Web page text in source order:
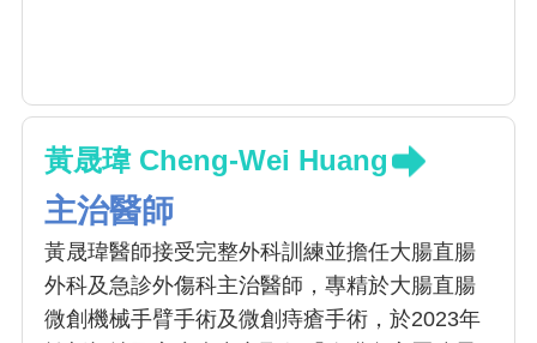
黃晟瑋 Cheng-Wei Huang
主治醫師
黃晟瑋醫師接受完整外科訓練並擔任大腸直腸
外科及急診外傷科主治醫師，專精於大腸直腸
微創機械手臂手術及微創痔瘡手術，於2023年